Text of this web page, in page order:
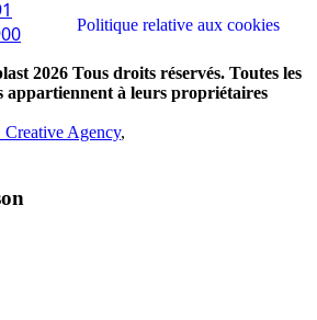
Politique relative aux cookies
2026 Tous droits réservés. Toutes les
appartiennent à leurs propriétaires
Creative Agency,